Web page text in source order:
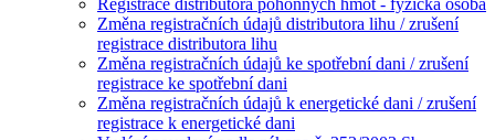
Registrace distributora pohonných hmot - fyzická osoba
Změna registračních údajů distributora lihu / zrušení
registrace distributora lihu
Změna registračních údajů ke spotřební dani / zrušení
registrace ke spotřební dani
Změna registračních údajů k energetické dani / zrušení
registrace k energetické dani